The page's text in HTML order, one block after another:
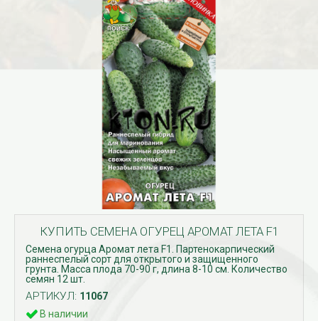
КУПИТЬ СЕМЕНА ОГУРЕЦ АРОМАТ ЛЕТА F1
Семена огурца Аромат лета F1. Партенокарпический
раннеспелый сорт для открытого и защищенного
грунта. Масса плода 70-90 г, длина 8-10 см. Количество
семян 12 шт.
АРТИКУЛ: 11067
В наличии